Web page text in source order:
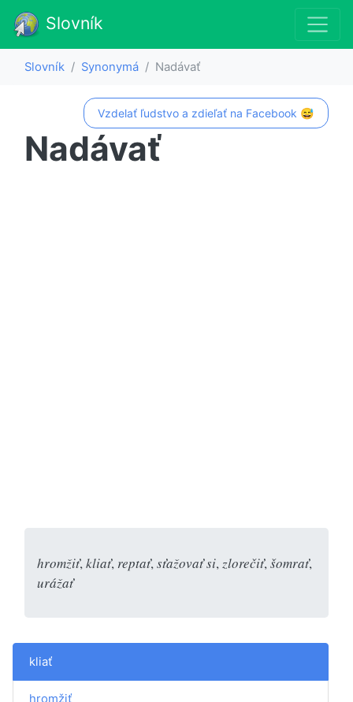
Slovník
Slovník Synonymá Nadávať
Vzdelať ľudstvo a zdieľať na Facebook 😅
Nadávať
hromžiť, kliať, reptať, sťažovať si, zlorečiť, šomrať,
urážať
kliať
hromžiť